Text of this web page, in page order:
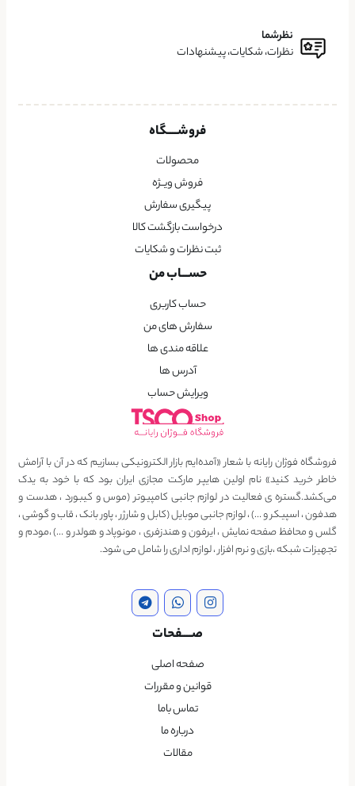
نظرشما
نظرات، شکایات، پیشنهادات
فروشــــگاه
محصولات
فروش ویــژه
پیگیری سفارش
درخواست بازگشت کالا
ثبت نظرات و شکایات
حســـاب من
حساب کاربری
سفارش های من
علاقه مندی ها
آدرس ها
ویرایش حساب
فروشگاه فوژان رایانه با شعار «آمده‌ایم بازار الکترونیکی بسازیم که در آن با آرامش
خاطر خرید کنید» نام اولین هایپر مارکت مجازی ایران بود که با خود به یدک
می‌کشد.گستره ی فعالیت در لوازم جانبی کامپیوتر (موس و کیبورد ، هدست و
هدفون ، اسپیکر و …) ، لوازم جانبی موبایل (کابل و شارژر ، پاور بانک ، قاب و گوشی ،
گلس و محافظ صفحه نمایش ، ایرفون و هندزفری ، مونوپاد و هولدر و …) ،مودم و
تجهیزات شبکه ،بازی و نرم افزار ، لوازم اداری را شامل می شود.
صــــفحات
صفحه اصلی
قوانین و مقررات
تماس باما
درباره ما
مقالات